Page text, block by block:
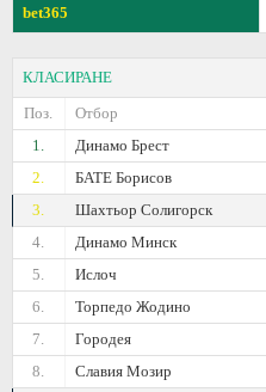
bet365
КЛАСИРАНЕ
Поз.
Отбор
1.
Динамо Брест
2.
БАТЕ Борисов
3.
Шахтьор Солигорск
4.
Динамо Минск
5.
Ислоч
6.
Торпедо Жодино
7.
Городея
8.
Славия Мозир